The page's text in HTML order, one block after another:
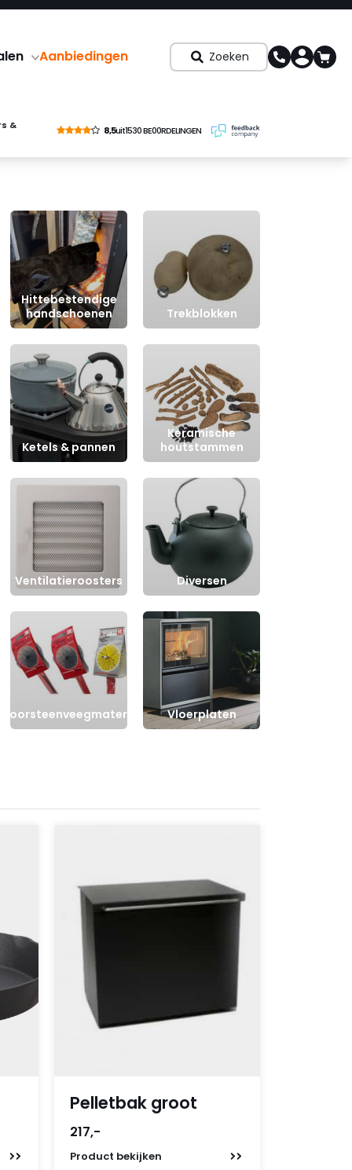
Aanbiedingen Zoeken
& 8,5uit1530 BE00RDELINGEN
Hittebestendige
handschoenen
Trekblokken
Ketels & pannen
Keramische
houtstammen
Ventilatieroosters Diversen
Vloerplaten
Pelletbak groot
217,-
Product bekijken